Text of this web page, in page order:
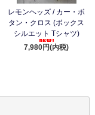
レモンヘッズ / カー・ボ
タン・クロス (ボックス
シルエット Tシャツ)
7,980円(内税)